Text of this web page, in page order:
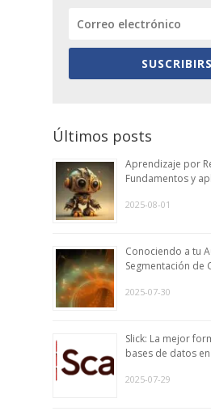
Últimos posts
Aprendizaje por
Fundamentos y
2025-08-01
Conociendo a tu
Segmentación de
2025-07-30
Slick: La mejor
bases de datos en
2025-07-29